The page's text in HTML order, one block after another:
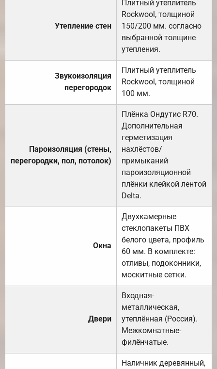
Утепление стен
Плитный утеплитель
Rockwool, толщиной
150/200 мм. согласно
выбранной толщине
утепления.
Звукоизоляция
перегородок
Плитный утеплитель
Rockwool, толщиной
100 мм.
Пароизоляция (стены,
перегородки, пол, потолок)
Плёнка Ондутис R70.
Дополнительная
герметизация
нахлёстов/
примыканий
пароизоляционной
плёнки клейкой лентой
Delta.
Окна
Двухкамерные
стеклопакеты ПВХ
белого цвета, профиль
60 мм. В комплекте:
отливы, подоконники,
москитные сетки.
Двери
Входная-
металлическая,
утеплённая (Россия).
Межкомнатные-
филёнчатые.
Наличник деревянный,